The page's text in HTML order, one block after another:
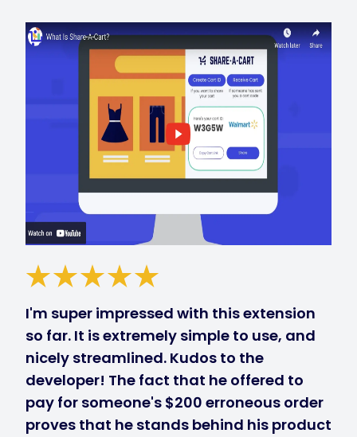
I'm super impressed with this extension
so far. It is extremely simple to use, and
nicely streamlined. Kudos to the
developer! The fact that he offered to
pay for someone's $200 erroneous order
proves that he stands behind his product